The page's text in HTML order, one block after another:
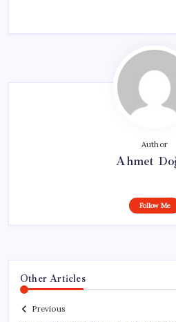
Author
Ahmet
Follow Me
Other Articles
Previous